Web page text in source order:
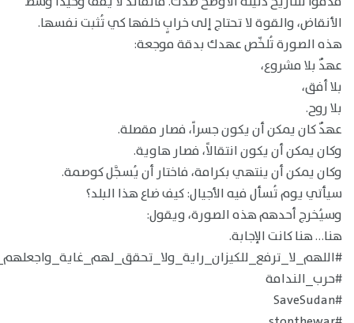
الأنقاض، والقوة لا تحتاج إلى خرابٍ خلفها كي تُثبت نفسها.
هذه الصورة تُلخّص عهدك بدقة موجعة:
عهدٌ بلا مشروع،
بلا أفق،
بلا روح.
عهدٌ كان يمكن أن يكون جسراً، فصار مقصلة.
وكان يمكن أن يكون انتقالاً، فصار هاوية.
وكان يمكن أن ينتهي بكرامة، فاختار أن يُسجَّل كوصمة.
سيأتي يوم تُسأل فيه الأجيال: كيف ضاع هذا البلد؟
وسيُخرج أحدهم هذه الصورة، ويقول:
هنا… هنا كانت الإجابة.
#حرب_الندامة
#SaveSudan